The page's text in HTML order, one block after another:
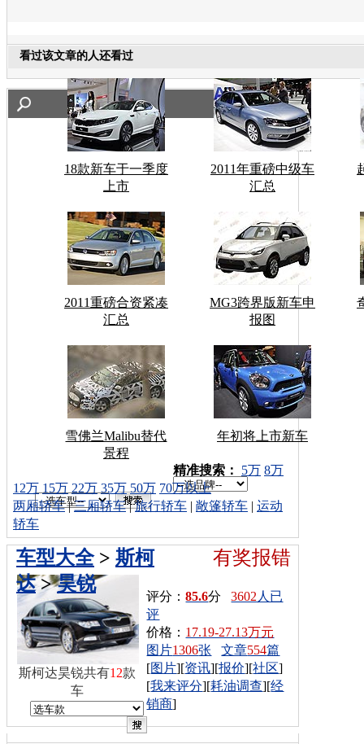
看过该文章的人还看过
18款新车于一季度
上市
2011年重磅中级车
汇总
2011重磅合资紧凑
汇总
MG3跨界版新车申
报图
雪佛兰Malibu替代
景程
年初将上市新车
车型搜索：
精准搜索： 5万 8万
12万 15万 22万 35万 50万 70万以上
两厢轿车|三厢轿车|旅行轿车 | 敞篷轿车 | 运动
轿车
有奖报错
车型大全> 斯柯
达>昊锐
评分：85.6分3602 人已
评
价格： 17.19-27.13万元
图片1306张 文章554篇
[图片][资讯][报价][社区]
[我来评分][耗油调查][经
销商]
斯柯达昊锐共有12款
车